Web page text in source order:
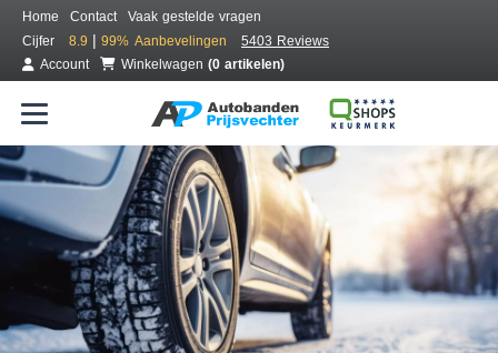
Home Contact
Vaak gestelde vragen
Cijfer
8.9 | 99% Aanbevelingen
5403 Reviews
Account
Winkelwagen (0 artikelen)
Bestel voordelig winterbanden
Gratis bezorgd of montage bij jou in de buurt